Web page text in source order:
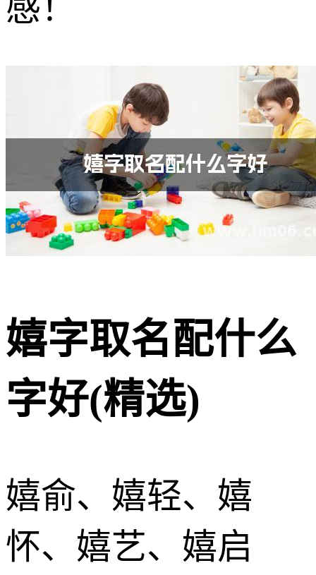
感！
嬉字取名配什么
字好(精选)
嬉俞、嬉轻、嬉
怀、嬉艺、嬉启